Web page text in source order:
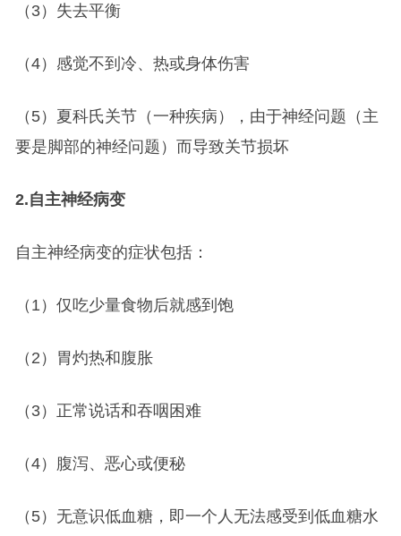
（3）失去平衡
（4）感觉不到冷、热或身体伤害
（5）夏科氏关节（一种疾病），由于神经问题（主
要是脚部的神经问题）而导致关节损坏
2.自主神经病变
自主神经病变的症状包括：
（1）仅吃少量食物后就感到饱
（2）胃灼热和腹胀
（3）正常说话和吞咽困难
（4）腹泻、恶心或便秘
（5）无意识低血糖，即一个人无法感受到低血糖水